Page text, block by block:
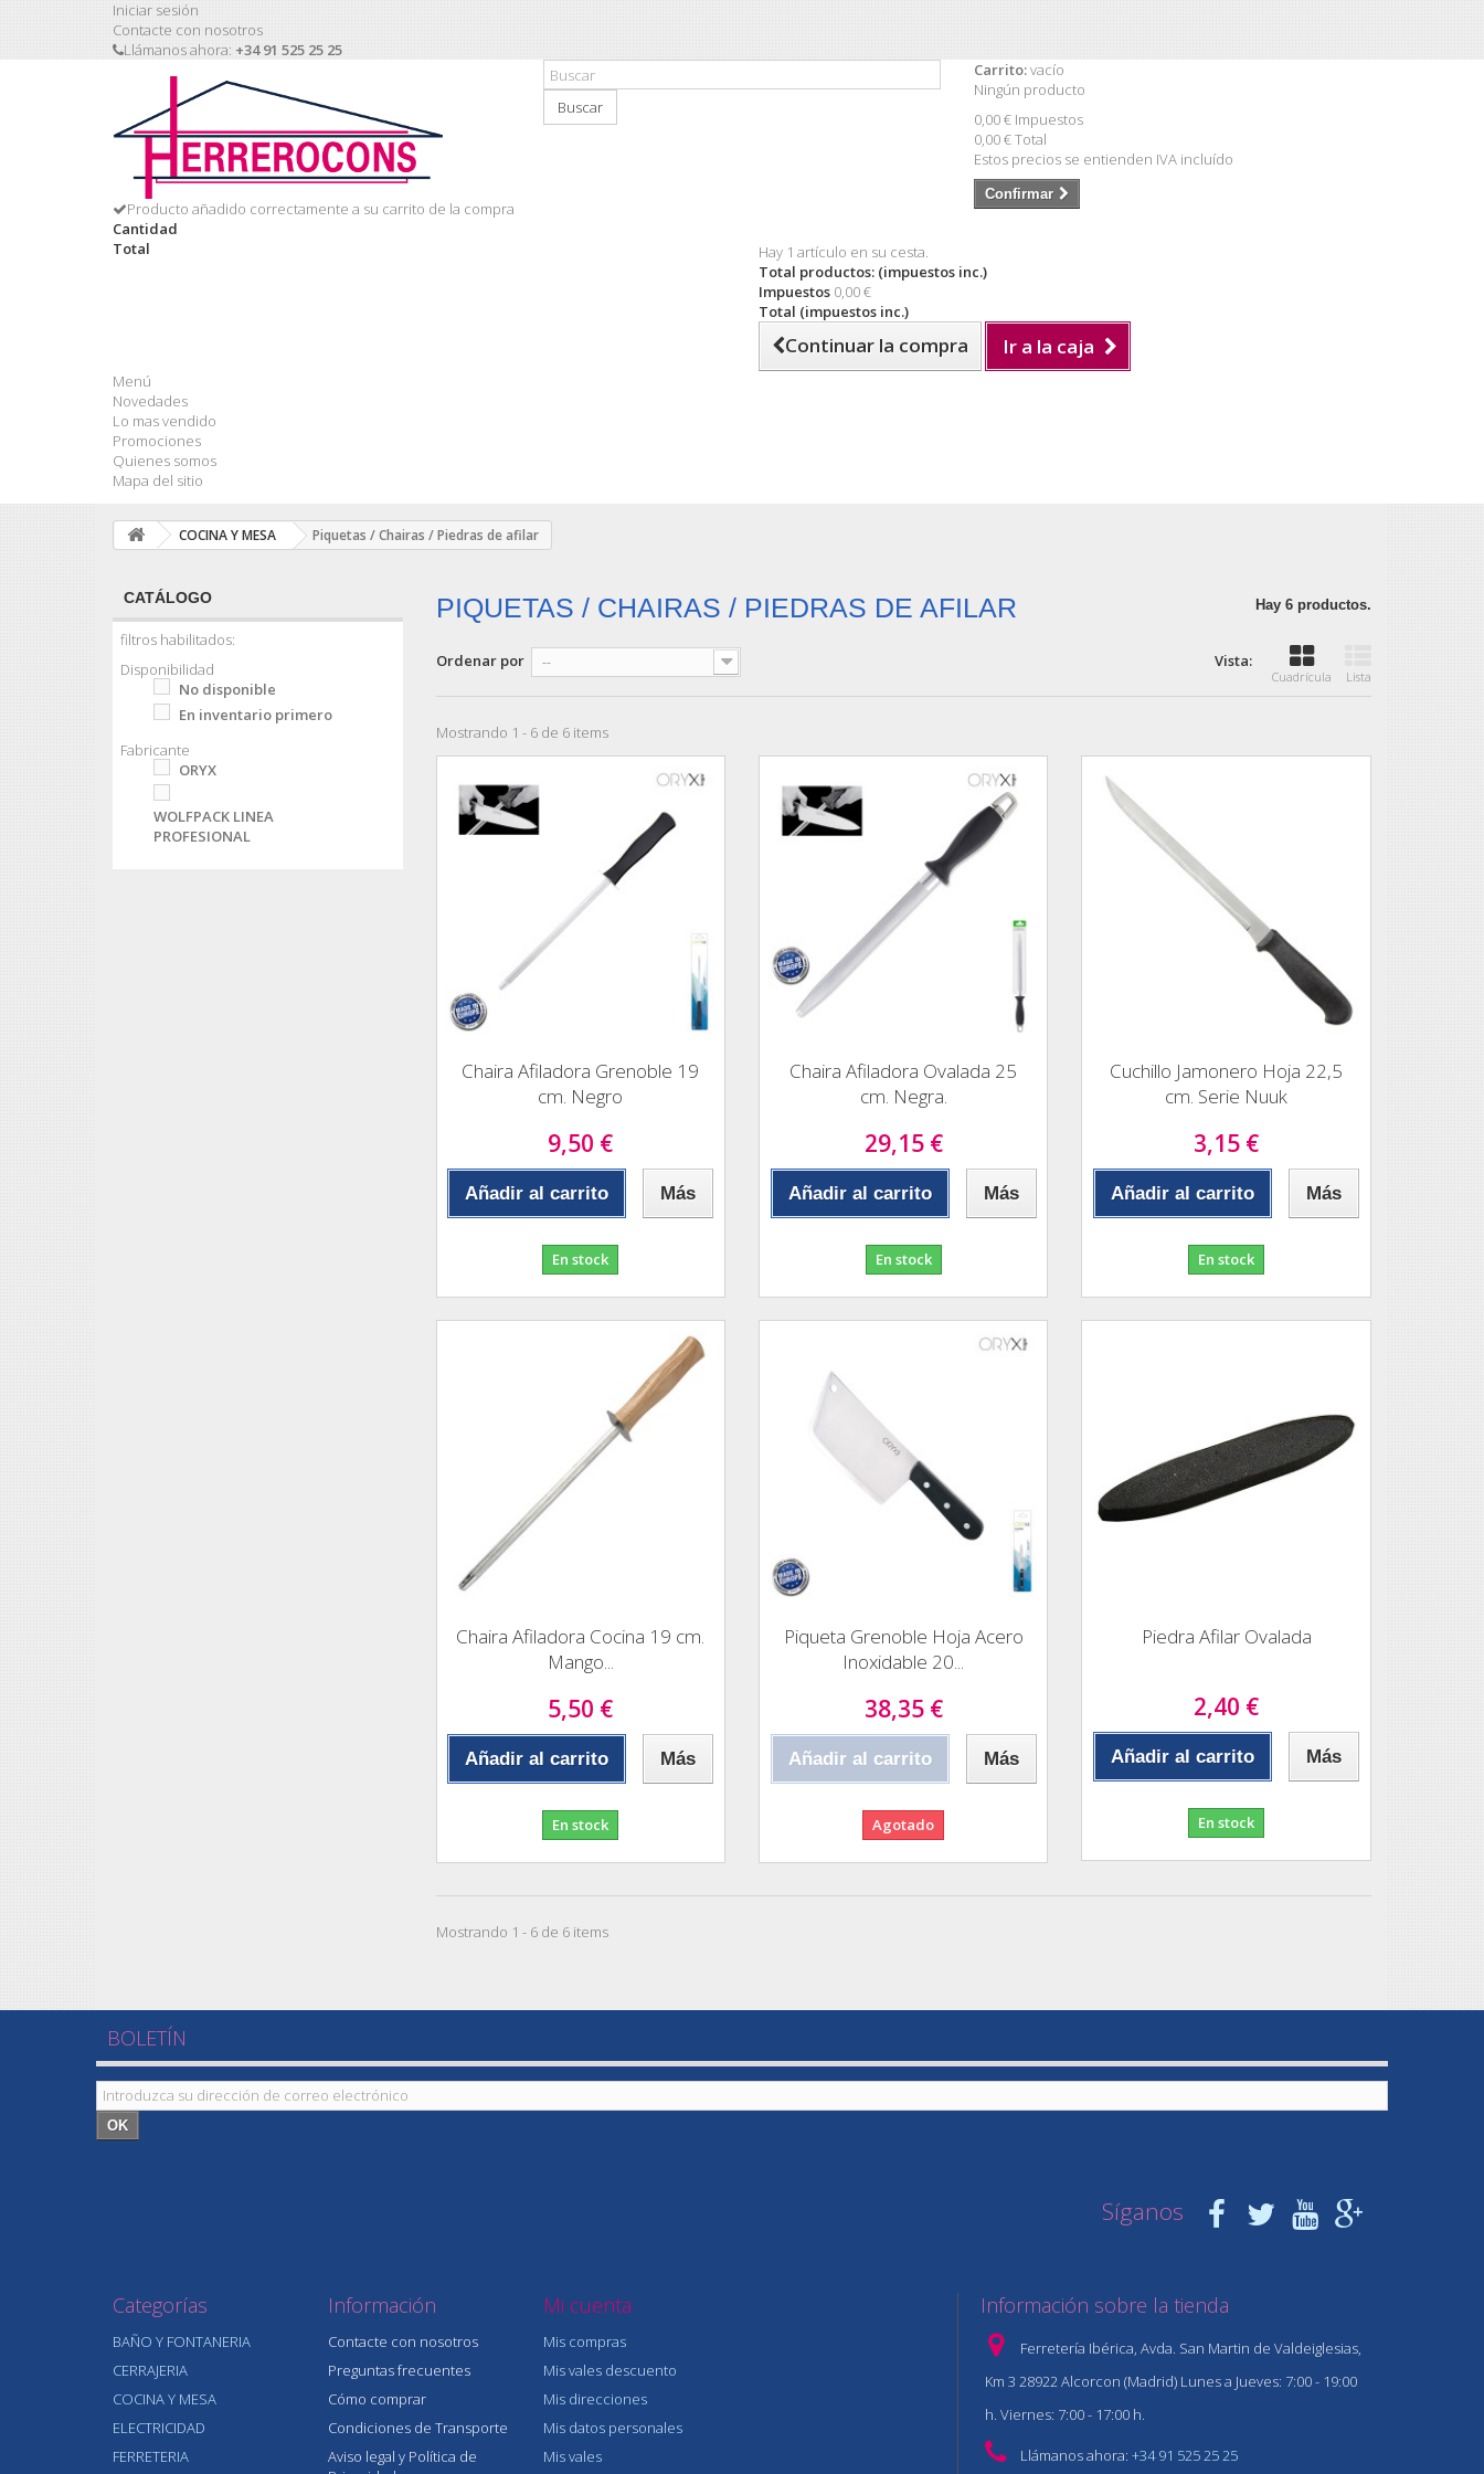
Iniciar sesión
Contacte con nosotros
Llámanos ahora: +34 91 525 25 25
Buscar
Carrito:vacío
Ningún producto
0,00 € Impuestos
0,00 €Total
Estos precios se entienden IVA incluído
Confirmar
Producto añadido correctamente a su carrito de la compra
Cantidad
Total
Hay 1 artículo en su cesta.
Total productos: (impuestos inc.)
Impuestos 0,00 €
Total (impuestos inc.)
Continuar la compra Ir a la caja
Menú
Novedades
Lo mas vendido
Promociones
Quienes somos
Mapa del sitio
COCINA Y MESA Piquetas / Chairas / Piedras de afilar
CATÁLOGO
filtros habilitados:
Disponibilidad
No disponible
En inventario primero
Fabricante
ORYX
WOLFPACK LINEA
PROFESIONAL
PIQUETAS / CHAIRAS / PIEDRAS DE AFILAR Hay 6 productos.
Vista:
Cuadrícula Lista
Ordenar por --
Mostrando 1 - 6 de 6 items
Chaira Afiladora Grenoble 19
cm. Negro
9,50 €
Añadir al carrito Más
En stock
Chaira Afiladora Ovalada 25
cm. Negra.
29,15 €
Añadir al carrito Más
En stock
Cuchillo Jamonero Hoja 22,5
cm. Serie Nuuk
3,15 €
Añadir al carrito Más
En stock
Chaira Afiladora Cocina 19 cm.
Mango...
5,50 €
Añadir al carrito Más
En stock
Piqueta Grenoble Hoja Acero
Inoxidable 20...
38,35 €
Añadir al carrito Más
Agotado
Piedra Afilar Ovalada
2,40 €
Añadir al carrito Más
En stock
Mostrando 1 - 6 de 6 items
BOLETÍN
OK
Síganos
Categorías
BAÑO Y FONTANERIA
CERRAJERIA
COCINA Y MESA
ELECTRICIDAD
FERRETERIA
Información
Contacte con nosotros
Preguntas frecuentes
Cómo comprar
Condiciones de Transporte
Aviso legal y Política de
Mi cuenta
Mis compras
Mis vales descuento
Mis direcciones
Mis datos personales
Mis vales
Información sobre la tienda
Ferretería Ibérica, Avda. San Martin de Valdeiglesias,
Km 3 28922 Alcorcon (Madrid) Lunes a Jueves: 7:00 - 19:00
h. Viernes: 7:00 - 17:00 h.
Llámanos ahora: +34 91 525 25 25